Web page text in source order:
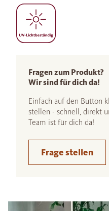
Fragen zum Produkt?
Wir sind für dich da!
Einfach auf den Button
stellen - schnell, direkt
Team ist für dich da!
Frage stellen